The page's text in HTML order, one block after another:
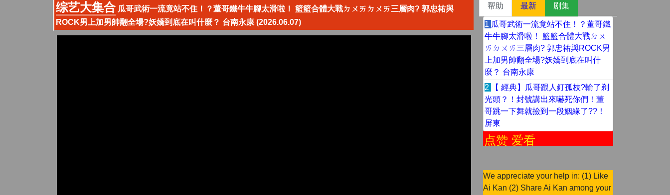
综艺大集合 瓜哥武術一流竟站不住！？董哥鐵牛牛腳太滑啦！ 籃籃合體大戰ㄉㄨㄞㄉㄨㄞ三層肉? 郭忠祐與
ROCK男上加男帥翻全場?妖嬌到底在叫什麼？ 台南永康 (2026.06.07)
帮助 最新 剧集
1 瓜哥武術一流竟站不住！？董哥鐵
牛牛腳太滑啦！ 籃籃合體大戰ㄉㄨ
ㄞㄉㄨㄞ三層肉? 郭忠祐與ROCK男
上加男帥翻全場?妖嬌到底在叫什
麼？ 台南永康
2
【 經典】瓜哥跟人釘孤枝?輸了剃
光頭？！封號講出來嚇死你們！董
哥跳一下舞就撿到一段姻緣了??！
屏東
点赞 爱看
We appreciate your help in: (1) Like
Ai Kan (2) Share Ai Kan among your